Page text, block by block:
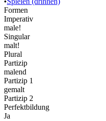
Formen
Imperativ
male!
Singular
malt!
Plural
Partizip
malend
Partizip 1
gemalt
Partizip 2
Perfektbildung
Ja